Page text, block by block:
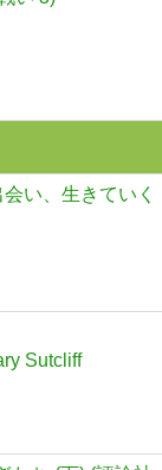
い、生きていく
Sutcliff